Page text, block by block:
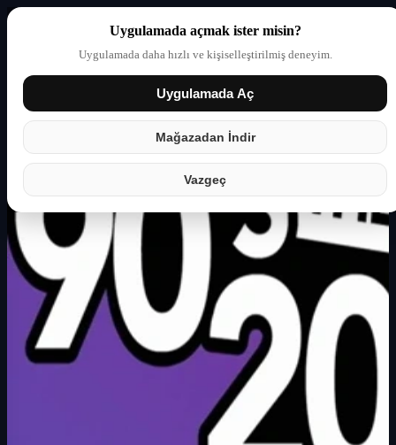
Uygulamada açmak ister misin?
Uygulamada daha hızlı ve kişiselleştirilmiş deneyim.
Uygulamada Aç
Mağazadan İndir
Vazgeç
Giriş yap Partner